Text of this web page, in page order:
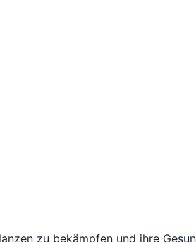
zu bekämpfen und ihre